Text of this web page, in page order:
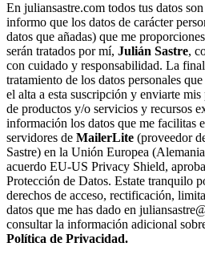
En juliansastre.com todos tus datos
informo que los datos de carácter
datos que añadas) que me
serán tratados por mí, Julián Sastre,
con cuidado y responsabilidad. La
tratamiento de los datos personales
el alta a esta suscripción y enviarte
de productos y/o servicios y recursos
información los datos que me facilitas
servidores de MailerLite (proveedor
Sastre) en la Unión Europea
acuerdo EU-US Privacy Shield,
Protección de Datos. Estate tranquilo
derechos de acceso, rectificación,
datos que me has dado en
consultar la información adicional
Política de Privacidad.